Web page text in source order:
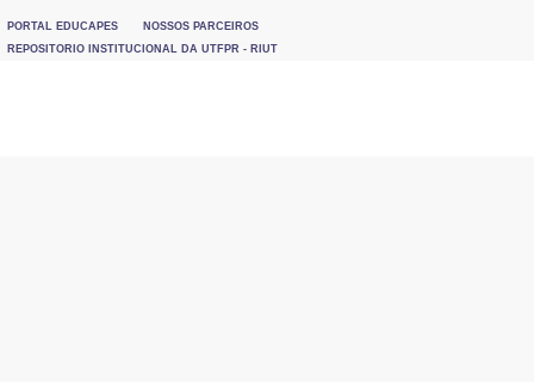
PORTAL EDUCAPES
NOSSOS PARCEIROS
REPOSITORIO INSTITUCIONAL DA UTFPR - RIUT